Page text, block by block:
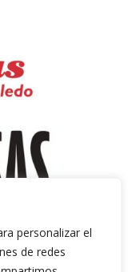
personalizar el
de redes